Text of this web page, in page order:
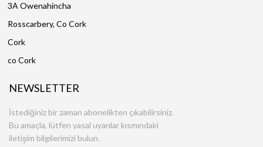
3A Owenahincha
Rosscarbery, Co Cork
Cork
co Cork
NEWSLETTER
İstediğiniz bir zaman abonelikten çıkabilirsiniz.
Bu amaçla, lütfen yasal uyarılar kısmındaki
iletişim bilgilerimizi bulun.